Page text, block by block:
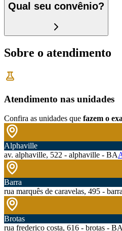
Qual seu convênio?
Sobre o atendimento
Atendimento nas unidades
Confira as unidades que fazem o
Alphaville
av. alphaville, 522 - alphaville - BA
Barra
rua marquês de caravelas, 495 -
Brotas
rua frederico costa, 616 - brotas - BA